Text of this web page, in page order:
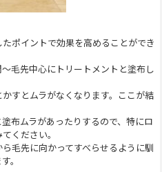
ポイントで効果を高めることができ
毛先中心にトリートメントと塗布し
すとムラがなくなります。ここが結
布ムラがあったりするので、特にロ
ください。
毛先に向かってすべらせるように馴
。